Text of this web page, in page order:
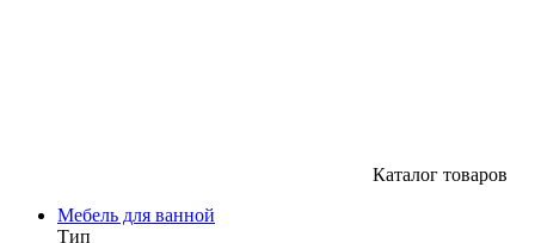
Каталог товаров
Мебель для ванной
Тип